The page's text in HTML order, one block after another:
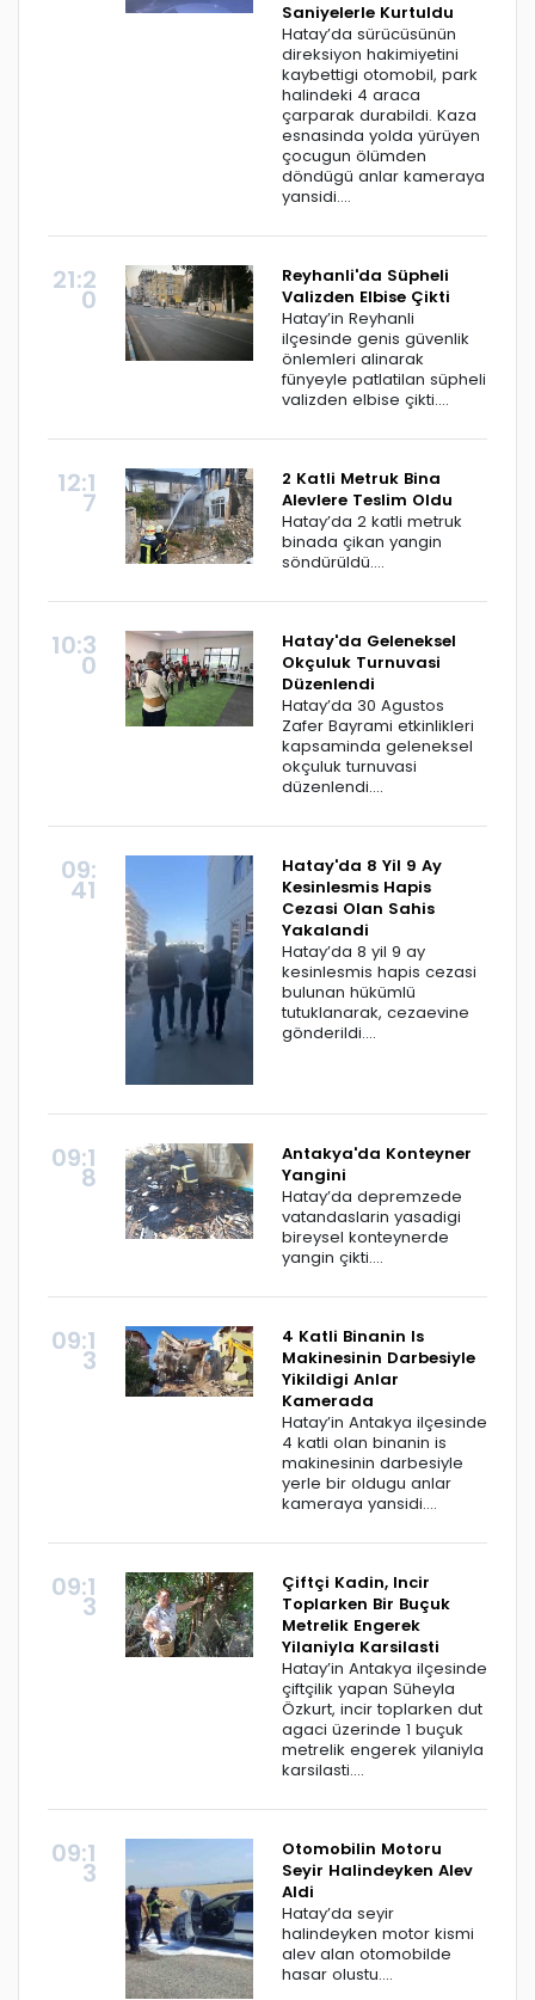
Saniyelerle Kurtuldu
Hatay’da sürücüsünün
direksiyon hakimiyetini
kaybettigi otomobil, park
halindeki 4 araca
çarparak durabildi. Kaza
esnasinda yolda yürüyen
çocugun ölümden
döndügü anlar kameraya
yansidi....
21:2
0
Reyhanli'da Süpheli
Valizden Elbise Çikti
Hatay’in Reyhanli
ilçesinde genis güvenlik
önlemleri alinarak
fünyeyle patlatilan süpheli
valizden elbise çikti....
12:1
7
2 Katli Metruk Bina
Alevlere Teslim Oldu
Hatay’da 2 katli metruk
binada çikan yangin
söndürüldü....
10:3
0
Hatay'da Geleneksel
Okçuluk Turnuvasi
Düzenlendi
Hatay’da 30 Agustos
Zafer Bayrami etkinlikleri
kapsaminda geleneksel
okçuluk turnuvasi
düzenlendi....
09:
41
Hatay'da 8 Yil 9 Ay
Kesinlesmis Hapis
Cezasi Olan Sahis
Yakalandi
Hatay’da 8 yil 9 ay
kesinlesmis hapis cezasi
bulunan hükümlü
tutuklanarak, cezaevine
gönderildi....
09:1
8
Antakya'da Konteyner
Yangini
Hatay’da depremzede
vatandaslarin yasadigi
bireysel konteynerde
yangin çikti....
09:1
3
4 Katli Binanin Is
Makinesinin Darbesiyle
Yikildigi Anlar
Kamerada
Hatay’in Antakya ilçesinde
4 katli olan binanin is
makinesinin darbesiyle
yerle bir oldugu anlar
kameraya yansidi....
09:1
3
Çiftçi Kadin, Incir
Toplarken Bir Buçuk
Metrelik Engerek
Yilaniyla Karsilasti
Hatay’in Antakya ilçesinde
çiftçilik yapan Süheyla
Özkurt, incir toplarken dut
agaci üzerinde 1 buçuk
metrelik engerek yilaniyla
karsilasti....
09:1
3
Otomobilin Motoru
Seyir Halindeyken Alev
Aldi
Hatay’da seyir
halindeyken motor kismi
alev alan otomobilde
hasar olustu....